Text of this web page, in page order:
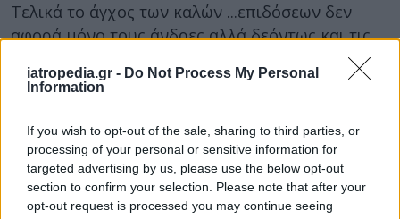
iatropedia.gr - Do Not Process My Personal
Information
If you wish to opt-out of the sale, sharing to third parties, or
processing of your personal or sensitive information for
targeted advertising by us, please use the below opt-out
section to confirm your selection. Please note that after your
opt-out request is processed you may continue seeing
Τελικά το άγχος των καλών ...επιδόσεων δεν
αφορά μόνο τους άνδρες αλλά δεόντως και τις